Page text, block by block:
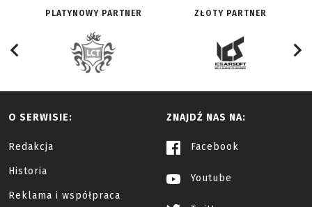
PLATYNOWY PARTNER ZŁOTY PARTNER
O SERWISIE:
Redakcja
Historia
Reklama i współpraca
ZNAJDŹ NAS NA:
Facebook
Youtube